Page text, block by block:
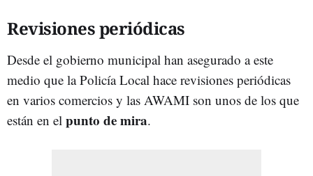
Revisiones periódicas
Desde el gobierno municipal han asegurado a este
medio que la Policía Local hace revisiones periódicas
en varios comercios y las AWAMI son unos de los que
están en el punto de mira.